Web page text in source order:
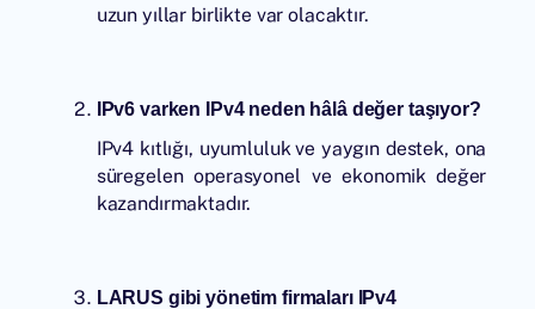
uzun yıllar birlikte var olacaktır.
IPv6 varken IPv4 neden hâlâ değer taşıyor?
IPv4 kıtlığı, uyumluluk ve yaygın destek, ona
süregelen operasyonel ve ekonomik değer
kazandırmaktadır.
LARUS gibi yönetim firmaları IPv4